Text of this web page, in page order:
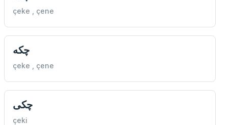
çeke , çene
چكه
çeke , çene
چكی
çeki